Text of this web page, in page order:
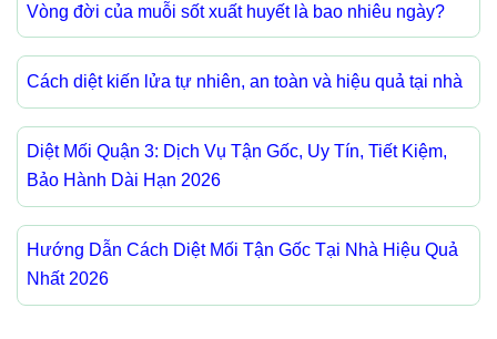
Vòng đời của muỗi sốt xuất huyết là bao nhiêu ngày?
Cách diệt kiến lửa tự nhiên, an toàn và hiệu quả tại nhà
Diệt Mối Quận 3: Dịch Vụ Tận Gốc, Uy Tín, Tiết Kiệm,
Bảo Hành Dài Hạn 2026
Hướng Dẫn Cách Diệt Mối Tận Gốc Tại Nhà Hiệu Quả
Nhất 2026